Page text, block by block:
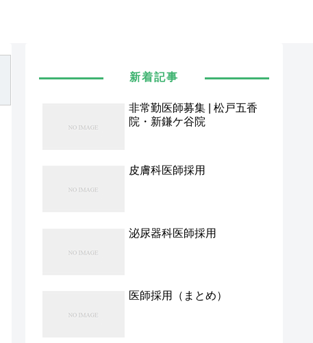
新着記事
非常勤医師募集 | 松戸五香
院・新鎌ケ谷院
皮膚科医師採用
泌尿器科医師採用
医師採用（まとめ）